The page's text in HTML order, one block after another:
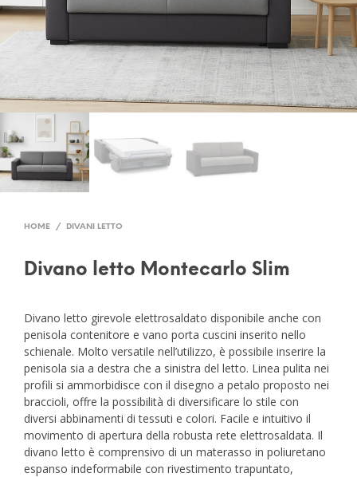
HOME / DIVANI LETTO
Divano letto Montecarlo Slim
Divano letto girevole elettrosaldato disponibile anche con
penisola contenitore e vano porta cuscini inserito nello
schienale. Molto versatile nell’utilizzo, è possibile inserire la
penisola sia a destra che a sinistra del letto. Linea pulita nei
profili si ammorbidisce con il disegno a petalo proposto nei
braccioli, offre la possibilità di diversificare lo stile con
diversi abbinamenti di tessuti e colori. Facile e intuitivo il
movimento di apertura della robusta rete elettrosaldata. Il
divano letto è comprensivo di un materasso in poliuretano
espanso indeformabile con rivestimento trapuntato,